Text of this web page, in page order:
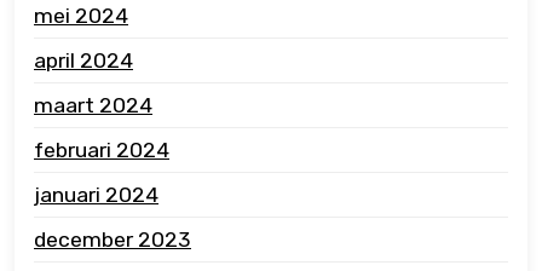
mei 2024
april 2024
maart 2024
februari 2024
januari 2024
december 2023